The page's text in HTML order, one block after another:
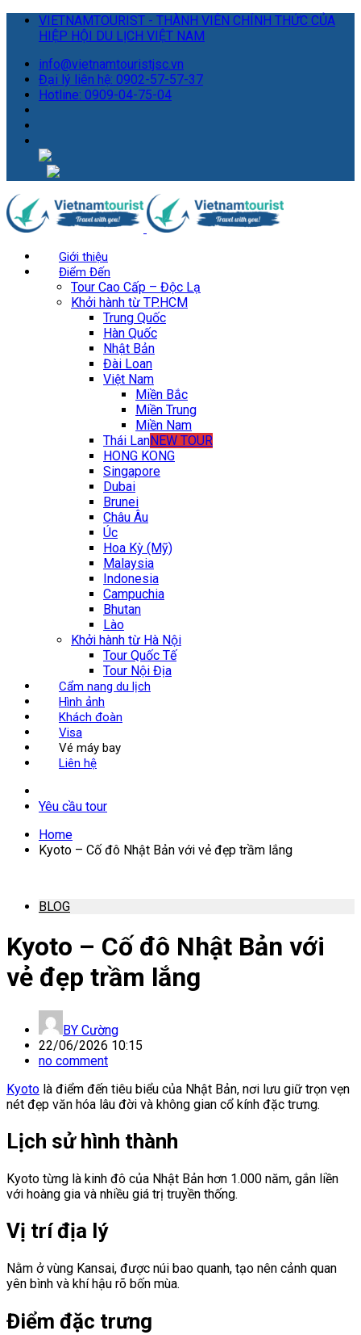
VIETNAMTOURIST - THÀNH VIÊN CHÍNH THỨC CỦA
HIỆP HỘI DU LỊCH VIỆT NAM
info@vietnamtouristjsc.vn
Đại lý liên hệ: 0902-57-57-37
Hotline: 0909-04-75-04
Giới thiệu
Điểm Đến
Tour Cao Cấp – Độc Lạ
Khởi hành từ TP.HCM
Trung Quốc
Hàn Quốc
Nhật Bản
Đài Loan
Việt Nam
Miền Bắc
Miền Trung
Miền Nam
Thái LanNEW TOUR
HONG KONG
Singapore
Dubai
Brunei
Châu Âu
Úc
Hoa Kỳ (Mỹ)
Malaysia
Indonesia
Campuchia
Bhutan
Lào
Khởi hành từ Hà Nội
Tour Quốc Tế
Tour Nội Địa
Cẩm nang du lịch
Hình ảnh
Khách đoàn
Visa
Vé máy bay
Liên hệ
Yêu cầu tour
Home
Kyoto – Cố đô Nhật Bản với vẻ đẹp trầm lắng
BLOG
Kyoto – Cố đô Nhật Bản với
vẻ đẹp trầm lắng
BY Cường
22/06/2026 10:15
no comment
Kyoto là điểm đến tiêu biểu của Nhật Bản, nơi lưu giữ trọn vẹn
nét đẹp văn hóa lâu đời và không gian cổ kính đặc trưng.
Lịch sử hình thành
Kyoto từng là kinh đô của Nhật Bản hơn 1.000 năm, gắn liền
với hoàng gia và nhiều giá trị truyền thống.
Vị trí địa lý
Nằm ở vùng Kansai, được núi bao quanh, tạo nên cảnh quan
yên bình và khí hậu rõ bốn mùa.
Điểm đặc trưng